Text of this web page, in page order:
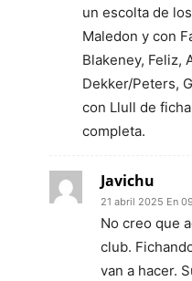
un escolta de
Maledon y con
Blakeney, Feliz,
Dekker/Peters,
con Llull de
completa.
Javichu
21 abril 2025 En
No creo que
club.
van a hacer.